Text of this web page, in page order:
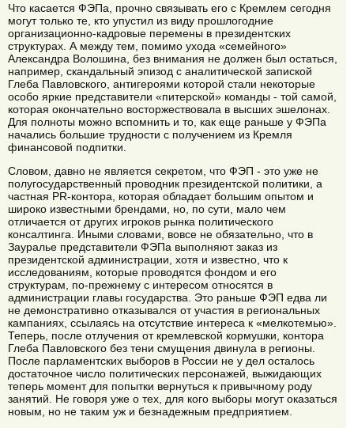
Что касается ФЭПа, прочно связывать его с Кремлем сегодня
могут только те, кто упустил из виду прошлогодние
организационно-кадровые перемены в президентских
структурах. А между тем, помимо ухода «семейного»
Александра Волошина, без внимания не должен был остаться,
например, скандальный эпизод с аналитической запиской
Глеба Павловского, антигероями которой стали некоторые
особо яркие представители «питерской» команды - той самой,
которая окончательно восторжествовала в высших эшелонах.
Для полноты можно вспомнить и то, как еще раньше у ФЭПа
начались большие трудности с получением из Кремля
финансовой подпитки.
Словом, давно не является секретом, что ФЭП - это уже не
полугосударственный проводник президентской политики, а
частная PR-контора, которая обладает большим опытом и
широко известными брендами, но, по сути, мало чем
отличается от других игроков рынка политического
консалтинга. Иными словами, вовсе не обязательно, что в
Зауралье представители ФЭПа выполняют заказ из
президентской администрации, хотя и известно, что к
исследованиям, которые проводятся фондом и его
структурам, по-прежнему с интересом относятся в
администрации главы государства. Это раньше ФЭП едва ли
не демонстративно отказывался от участия в региональных
кампаниях, ссылаясь на отсутствие интереса к «мелкотемью».
Теперь, после отлучения от кремлевской кормушки, контора
Глеба Павловского без тени смущения двинула в регионы.
После парламентских выборов в России не у дел осталось
достаточное число политических персонажей, выжидающих
теперь момент для попытки вернуться к привычному роду
занятий. Не говоря уже о тех, для кого выборы могут оказаться
новым, но не таким уж и безнадежным предприятием.